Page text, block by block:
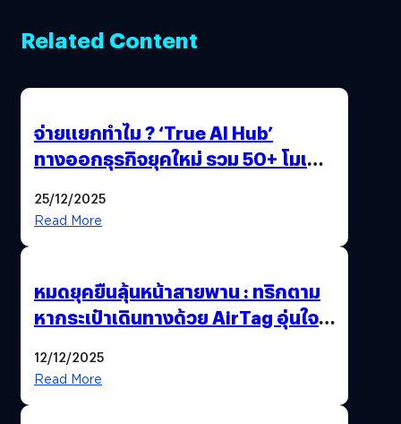
Related Content
จ่ายแยกทำไม ? ‘True AI Hub’
ทางออกธุรกิจยุคใหม่ รวม 50+ โมเดล
25/12/2025
Read More
หมดยุคยืนลุ้นหน้าสายพาน : ทริกตาม
หากระเป๋าเดินทางด้วย AirTag อุ่นใจ
12/12/2025
Read More